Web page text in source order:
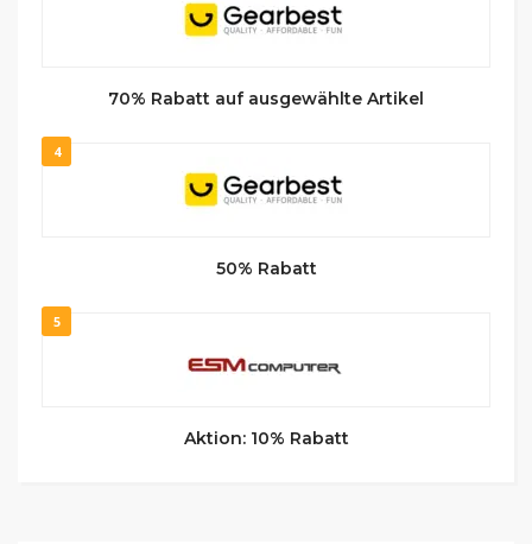
70% Rabatt auf ausgewählte Artikel
4
50% Rabatt
5
Aktion: 10% Rabatt